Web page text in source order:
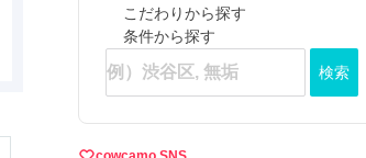
こだわりから探す
条件から探す
検索